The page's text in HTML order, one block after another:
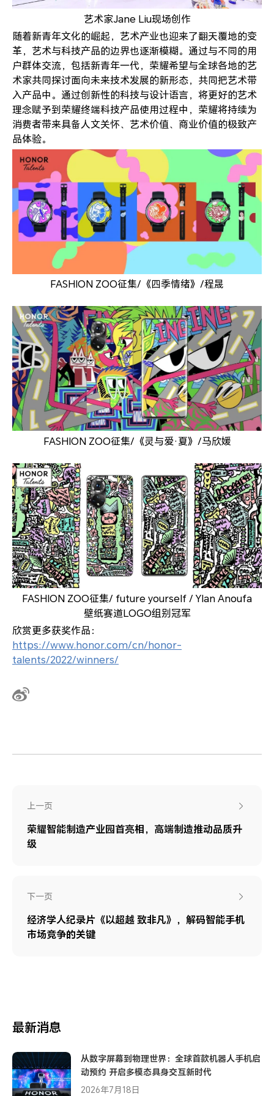
艺术家Jane Liu现场创作
随着新青年文化的崛起，艺术产业也迎来了翻天覆地的变
革，艺术与科技产品的边界也逐渐模糊。通过与不同的用
户群体交流，包括新青年一代，荣耀希望与全球各地的艺
术家共同探讨面向未来技术发展的新形态，共同把艺术带
入产品中。通过创新性的科技与设计语言，将更好的艺术
理念赋予到荣耀终端科技产品使用过程中，荣耀将持续为
消费者带来具备人文关怀、艺术价值、商业价值的极致产
品体验。
FASHION ZOO征集/《四季情绪》/程晟
FASHION ZOO征集/《灵与爱·夏》/马欣媛
FASHION ZOO征集/ future yourself / Ylan Anoufa
壁纸赛道LOGO组别冠军
欣赏更多获奖作品：
https://www.honor.com/cn/honor-
talents/2022/winners/
上一页
荣耀智能制造产业园首亮相，高端制造推动品质升
级
下一页
经济学人纪录片《以超越 致非凡》，解码智能手机
市场竞争的关键
最新消息
从数字屏幕到物理世界：全球首款机器人手机启
动预约 开启多模态具身交互新时代
2026年7月18日